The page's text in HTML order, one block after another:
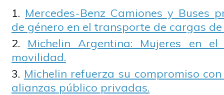
Mercedes-Benz Camiones y Buses
de género en el transporte de cargas
Michelin Argentina: Mujeres en
movilidad.
Michelin refuerza su compromiso
alianzas público privadas.